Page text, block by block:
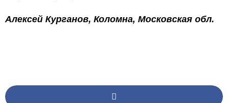
Алексей Курганов, Коломна, Московская обл.